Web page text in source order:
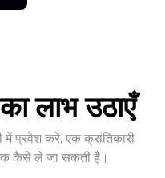
लाभ उठाएँ
प्रवेश करें, एक क्रांतिकारी
तक कैसे ले जा सकती है।